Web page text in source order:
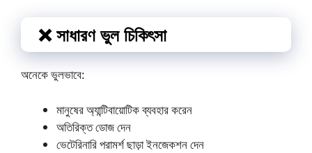
❌ সাধারণ ভুল চিকিৎসা
অনেকে ভুলভাবে:
মানুষের অ্যান্টিবায়োটিক ব্যবহার করেন
অতিরিক্ত ডোজ দেন
ভেটেরিনারি পরামর্শ ছাড়া ইনজেকশন দেন